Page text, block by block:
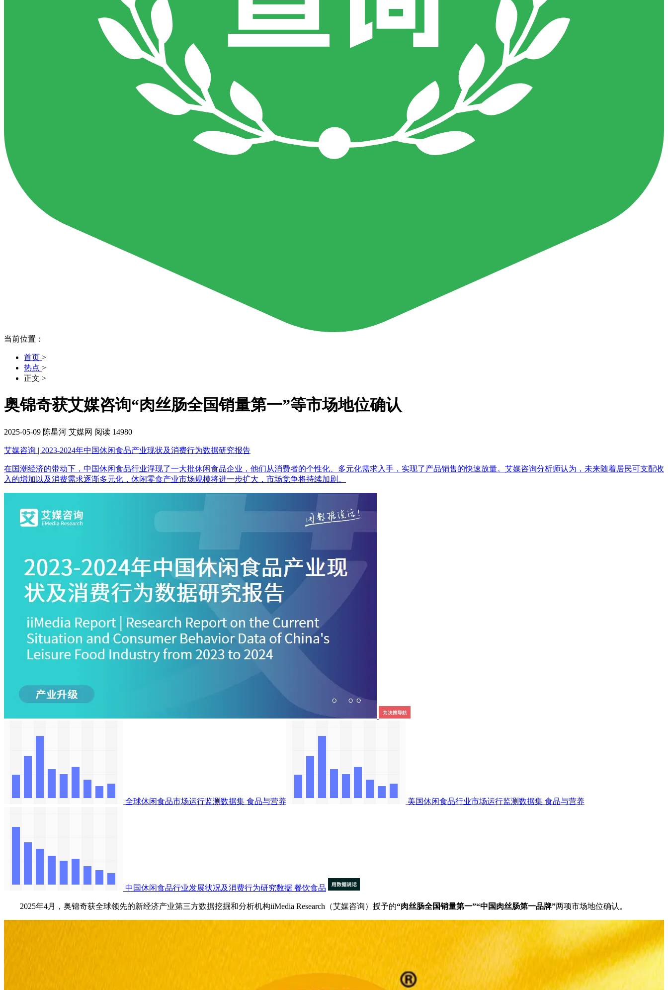
当前位置：
首页 >
热点 >
正文 >
奥锦奇获艾媒咨询“肉丝肠全国销量第一”等市场地位确认
2025-05-09 陈星河 艾媒网 阅读 14980
艾媒咨询 | 2023-2024年中国休闲食品产业现状及消费行为数据研究报告
在国潮经济的带动下，中国休闲食品行业浮现了一大批休闲食品企业，他们从消费者的个性化、多元化需求入手，实现了产品销售的快速放量。艾媒咨询分析师认为，未来随着居民可支配收
入的增加以及消费需求逐渐多元化，休闲零食产业市场规模将进一步扩大，市场竞争将持续加剧。
全球休闲食品市场运行监测数据集 食品与营养 美国休闲食品行业市场运行监测数据集 食品与营养
中国休闲食品行业发展状况及消费行为研究数据 餐饮食品
2025年4月，奥锦奇获全球领先的新经济产业第三方数据挖掘和分析机构iiMedia Research（艾媒咨询）授予的“肉丝肠全国销量第一”“中国肉丝肠第一品牌”两项市场地位确认。